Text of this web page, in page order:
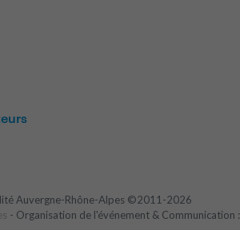
Auvergne-Rhône-Alpes ©2011-2026
- Organisation de l'événement & Communication :